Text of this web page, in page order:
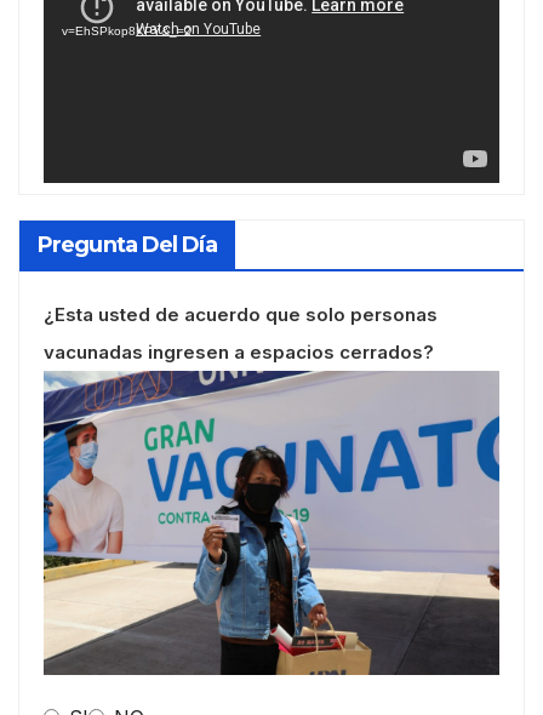
vídeo
v=EhSPkop8KPY&_=2
Pregunta Del Día
¿Esta usted de acuerdo que solo personas
vacunadas ingresen a espacios cerrados?